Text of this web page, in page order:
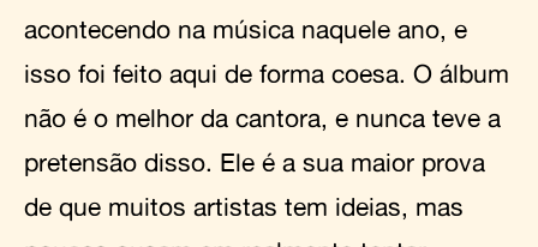
acontecendo na música naquele ano, e
isso foi feito aqui de forma coesa. O álbum
não é o melhor da cantora, e nunca teve a
pretensão disso. Ele é a sua maior prova
de que muitos artistas tem ideias, mas